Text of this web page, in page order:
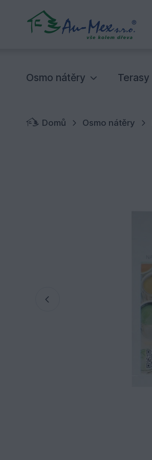
Osmo nátěry Terasy
Domů Osmo nátěry